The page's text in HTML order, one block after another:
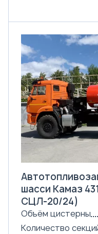
шасси Камаз
СЦЛ-20/24)
Объём цистерны
Количество